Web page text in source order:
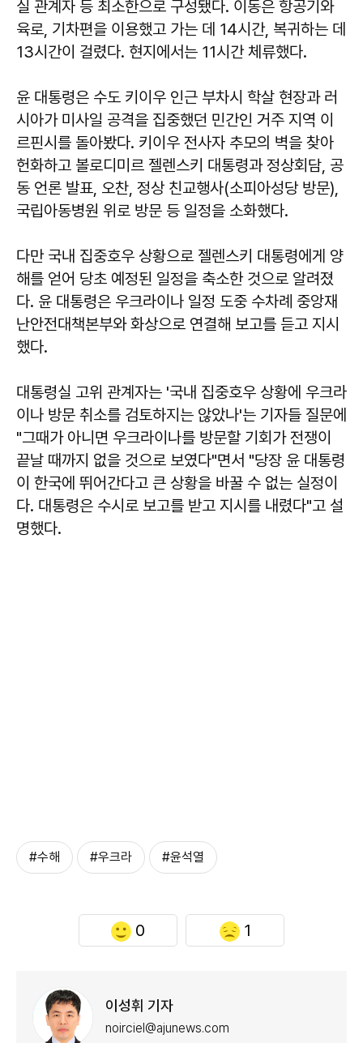
실 관계자 등 최소한으로 구성됐다. 이동은 항공기와
육로, 기차편을 이용했고 가는 데 14시간, 복귀하는 데
13시간이 걸렸다. 현지에서는 11시간 체류했다.
윤 대통령은 수도 키이우 인근 부차시 학살 현장과 러
시아가 미사일 공격을 집중했던 민간인 거주 지역 이
르핀시를 돌아봤다. 키이우 전사자 추모의 벽을 찾아
헌화하고 볼로디미르 젤렌스키 대통령과 정상회담, 공
동 언론 발표, 오찬, 정상 친교행사(소피아성당 방문),
국립아동병원 위로 방문 등 일정을 소화했다.
다만 국내 집중호우 상황으로 젤렌스키 대통령에게 양
해를 얻어 당초 예정된 일정을 축소한 것으로 알려졌
다. 윤 대통령은 우크라이나 일정 도중 수차례 중앙재
난안전대책본부와 화상으로 연결해 보고를 듣고 지시
했다.
대통령실 고위 관계자는 '국내 집중호우 상황에 우크라
이나 방문 취소를 검토하지는 않았나'는 기자들 질문에
"그때가 아니면 우크라이나를 방문할 기회가 전쟁이
끝날 때까지 없을 것으로 보였다"면서 "당장 윤 대통령
이 한국에 뛰어간다고 큰 상황을 바꿀 수 없는 실정이
다. 대통령은 수시로 보고를 받고 지시를 내렸다"고 설
명했다.
#수해 #우크라 #윤석열
0 1
이성휘 기자
noirciel@ajunews.com